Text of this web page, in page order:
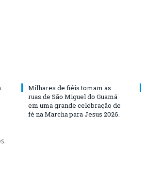
Milhares de fiéis tomam as
ruas de São Miguel do Guamá
em uma grande celebração de
fé na Marcha para Jesus 2026.